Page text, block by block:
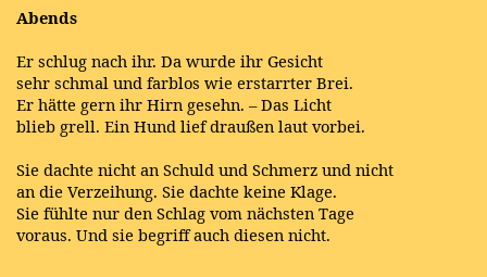
Abends
Er schlug nach ihr. Da wurde ihr Gesicht
sehr schmal und farblos wie erstarrter Brei.
Er hätte gern ihr Hirn gesehn. – Das Licht
blieb grell. Ein Hund lief draußen laut vorbei.
Sie dachte nicht an Schuld und Schmerz und nicht
an die Verzeihung. Sie dachte keine Klage.
Sie fühlte nur den Schlag vom nächsten Tage
voraus. Und sie begriff auch diesen nicht.